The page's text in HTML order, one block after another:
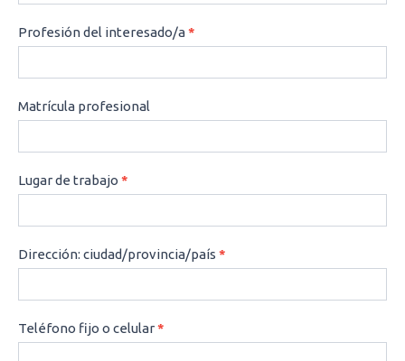
Profesión del interesado/a*
Matrícula profesional
Lugar de trabajo *
Dirección: ciudad/provincia/país *
Teléfono fijo o celular*